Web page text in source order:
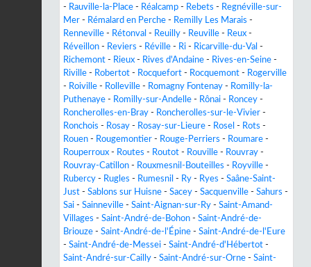
- Rauville-la-Place - Réalcamp - Rebets - Regnéville-sur-
Mer - Rémalard en Perche - Remilly Les Marais -
Renneville - Rétonval - Reuilly - Reuville - Reux -
Réveillon - Reviers - Réville - Ri - Ricarville-du-Val -
Richemont - Rieux - Rives d'Andaine - Rives-en-Seine -
Riville - Robertot - Rocquefort - Rocquemont - Rogerville
- Roiville - Rolleville - Romagny Fontenay - Romilly-la-
Puthenaye - Romilly-sur-Andelle - Rônai - Roncey -
Roncherolles-en-Bray - Roncherolles-sur-le-Vivier -
Ronchois - Rosay - Rosay-sur-Lieure - Rosel - Rots -
Rouen - Rougemontier - Rouge-Perriers - Roumare -
Rouperroux - Routes - Routot - Rouville - Rouvray -
Rouvray-Catillon - Rouxmesnil-Bouteilles - Royville -
Rubercy - Rugles - Rumesnil - Ry - Ryes - Saâne-Saint-
Just - Sablons sur Huisne - Sacey - Sacquenville - Sahurs -
Sai - Sainneville - Saint-Aignan-sur-Ry - Saint-Amand-
Villages - Saint-André-de-Bohon - Saint-André-de-
Briouze - Saint-André-de-l'Épine - Saint-André-de-l'Eure
- Saint-André-de-Messei - Saint-André-d'Hébertot -
Saint-André-sur-Cailly - Saint-André-sur-Orne - Saint-